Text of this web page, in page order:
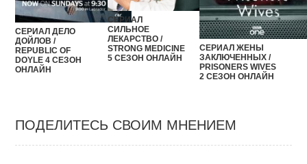
СЕРИАЛ ДЕЛО
ДОЙЛОВ /
REPUBLIC OF
DOYLE 4 СЕЗОН
ОНЛАЙН
СЕРИАЛ
СИЛЬНОЕ
ЛЕКАРСТВО /
STRONG MEDICINE
5 СЕЗОН ОНЛАЙН
СЕРИАЛ ЖЕНЫ
ЗАКЛЮЧЕННЫХ /
PRISONERS WIVES
2 СЕЗОН ОНЛАЙН
ПОДЕЛИТЕСЬ СВОИМ МНЕНИЕМ